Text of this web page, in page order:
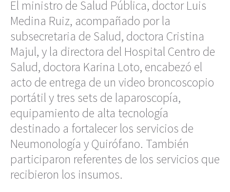
El ministro de Salud Pública, doctor Luis
Medina Ruiz, acompañado por la
subsecretaria de Salud, doctora Cristina
Majul, y la directora del Hospital Centro de
Salud, doctora Karina Loto, encabezó el
acto de entrega de un video broncoscopio
portátil y tres sets de laparoscopía,
equipamiento de alta tecnología
destinado a fortalecer los servicios de
Neumonología y Quirófano. También
participaron referentes de los servicios que
recibieron los insumos.